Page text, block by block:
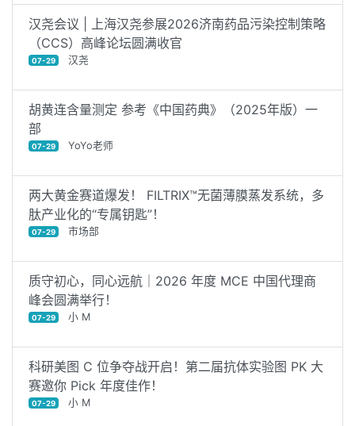
汉尧会议 | 上海汉尧参展2026济南药品污染控制策略
（CCS）高峰论坛圆满收官
07-29 汉尧
胡黄连含量测定 参考《中国药典》（2025年版）一
部
07-29 YoYo老师
两大黄金赛道爆发！ FILTRIX™无菌薄膜蒸发系统，多
肽产业化的“专属钥匙”！
07-29 市场部
质守初心，同心远航｜2026 年度 MCE 中国代理商
峰会圆满举行！
07-29 小 M
科研美图 C 位争夺战开启！第二届抗体实验图 PK 大
赛邀你 Pick 年度佳作！
07-29 小 M